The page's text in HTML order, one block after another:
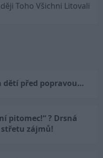
Toho Všichni Litovali
dětí před popravou…
pitomec!“ ? Drsná
střetu zájmů!